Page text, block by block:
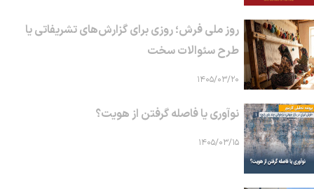
روز ملی فرش؛ روزی برای گزارش‌های تشریفاتی یا
طرح سئوالات سخت
۱۴۰۵/۰۳/۲۰
نوآوری یا فاصله گرفتن از هویت؟
۱۴۰۵/۰۳/۱۵